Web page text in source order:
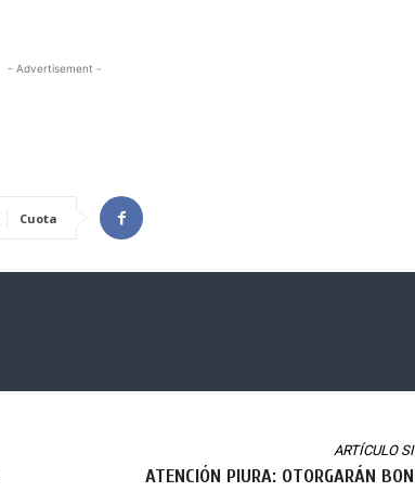
- Advertisement -
Cuota
ARTÍCULO
ATENCIÓN PIURA: OTORGARÁN